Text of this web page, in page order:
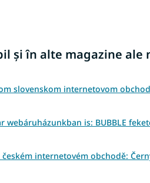
și în alte magazine ale
slovenskom internetovom
webáruházunkban is: BUBBLE
internetovém obchodě: